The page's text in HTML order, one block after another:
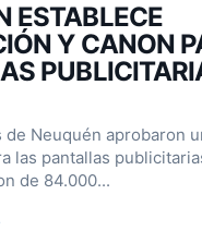
ESTABLECE
Y CANON
de Neuquén aprobaron
las pantallas
de 84.000...